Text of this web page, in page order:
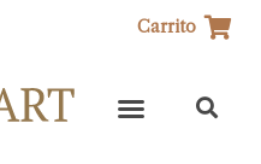
Carrito